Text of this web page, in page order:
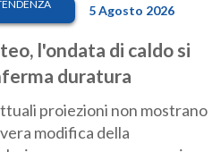
5 Agosto 2026
l'ondata di caldo si
duratura
proiezioni non mostrano
modifica della